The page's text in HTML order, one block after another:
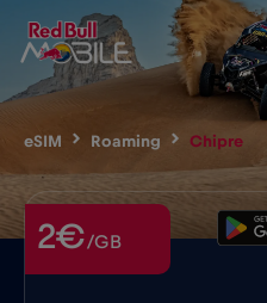
eSIM Roaming Chipre
2€/GB